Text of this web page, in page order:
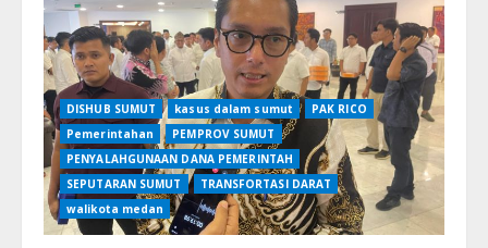
DISHUB SUMUT kasus dalam sumut
PAK RICO
Pemerintahan
PEMPROV SUMUT
PENYALAHGUNAAN DANA PEMERINTAH
SEPUTARAN SUMUT
TRANSFORTASI DARAT
walikota medan